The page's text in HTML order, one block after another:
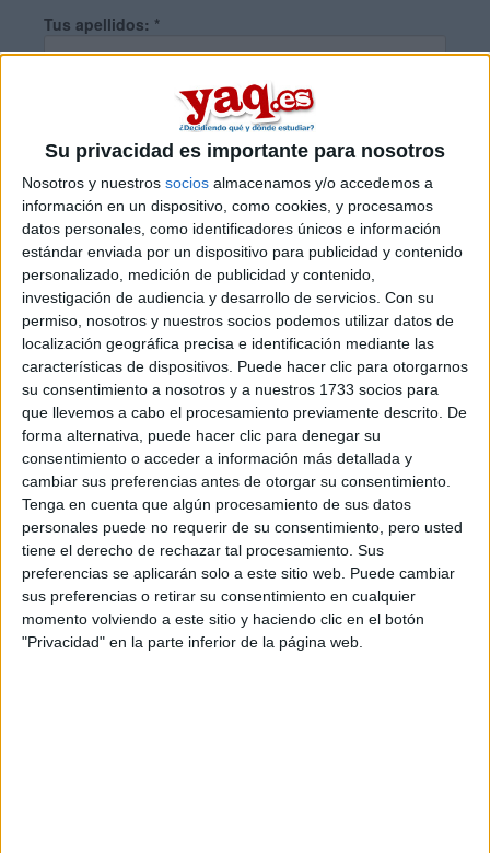
Su privacidad es importante para nosotros
Nosotros y nuestros socios almacenamos y/o accedemos a
información en un dispositivo, como cookies, y procesamos
datos personales, como identificadores únicos e información
estándar enviada por un dispositivo para publicidad y contenido
personalizado, medición de publicidad y contenido,
investigación de audiencia y desarrollo de servicios. Con su
permiso, nosotros y nuestros socios podemos utilizar datos de
localización geográfica precisa e identificación mediante las
características de dispositivos. Puede hacer clic para otorgarnos
su consentimiento a nosotros y a nuestros 1733 socios para
que llevemos a cabo el procesamiento previamente descrito. De
forma alternativa, puede hacer clic para denegar su
consentimiento o acceder a información más detallada y
cambiar sus preferencias antes de otorgar su consentimiento.
Tenga en cuenta que algún procesamiento de sus datos
personales puede no requerir de su consentimiento, pero usted
tiene el derecho de rechazar tal procesamiento. Sus
preferencias se aplicarán solo a este sitio web. Puede cambiar
sus preferencias o retirar su consentimiento en cualquier
momento volviendo a este sitio y haciendo clic en el botón
"Privacidad" en la parte inferior de la página web.
Tus apellidos: *
¿Qué quieres preguntar?*
Escribe aquí las dudas o preguntas que te gustaría que te
respondieran: plazos de preinscripción, precios, plazas
disponibles…:
Acepto lostérminos y condicionesy lapolítica de
privacidad :*
Información básica sobre protección de datos
Responsable:Compás Mediterráneo SL (Editora de la